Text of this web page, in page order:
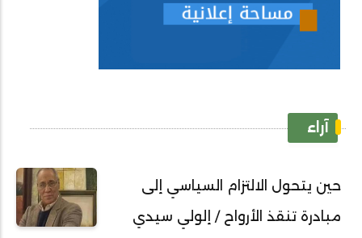
آراء
حين يتحول الالتزام السياسي إلى
مبادرة تنقذ الأرواح / إلولي سيدي